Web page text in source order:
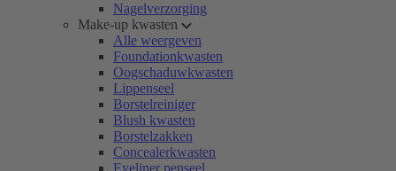
Nagelverzorging
Make-up kwasten
Alle weergeven
Foundationkwasten
Oogschaduwkwasten
Lippenseel
Borstelreiniger
Blush kwasten
Borstelzakken
Concealerkwasten
Eyeliner penseel